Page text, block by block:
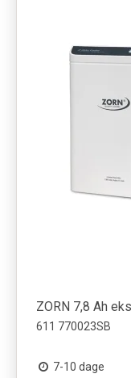
ZORN 7,8 Ah
611 770023SB
7-10 dage